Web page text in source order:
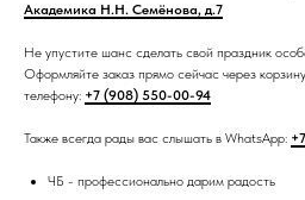
Академика Н.Н. Семёнова, д.7
Не упустите шанс сделать свой праздник
Оформляйте заказ прямо сейчас через
телефону: +7 (908) 550-00-94
Также всегда рады вас слышать в WhatsApp:
ЧБ - профессионально дарим радость